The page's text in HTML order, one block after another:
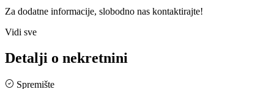
Za dodatne informacije, slobodno nas kontaktirajte!
Vidi sve
Detalji o nekretnini
Spremište